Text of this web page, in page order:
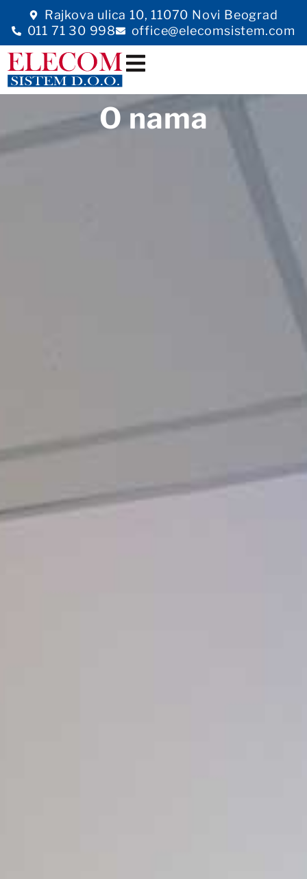
Rajkova ulica 10, 11070 Novi Beograd
011 71 30 998
office@elecomsistem.com
O nama